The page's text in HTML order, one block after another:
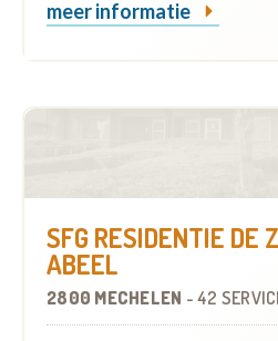
meer informatie
SFG RESIDENTIE DE
ABEEL
2800 MECHELEN - 42